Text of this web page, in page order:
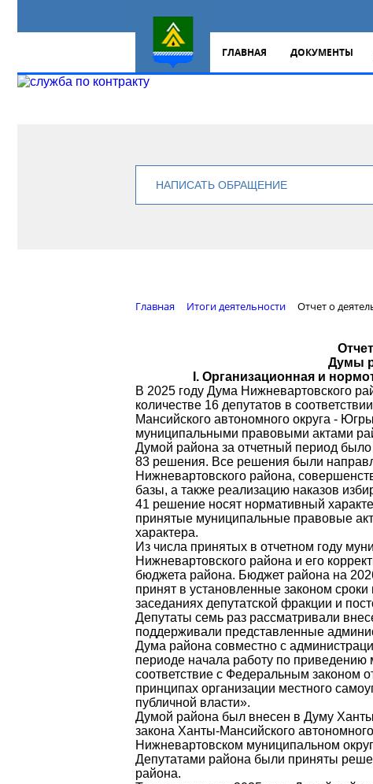
ГЛАВНАЯ ДОКУМЕНТЫ
НАПИСАТЬ ОБРАЩЕНИЕ
Главная Итоги деятельности Отчет о
Думы
I. Организационная и
В 2025 году Дума Нижневартовского
количестве 16 депутатов в
Мансийского автономного округа -
муниципальными правовыми актами
Думой района за отчетный период
83 решения. Все решения были
Нижневартовского района,
базы, а также реализацию наказов
41 решение носят нормативный
принятые муниципальные правовые
характера.
Из числа принятых в отчетном году
Нижневартовского района и его
бюджета района. Бюджет района на
принят в установленные законом
заседаниях депутатской фракции и
Депутаты семь раз рассматривали
поддерживали представленные
Дума района совместно с
периоде начала работу по
соответствие с Федеральным
принципах организации
публичной власти».
Думой района был внесен в Думу
закона Ханты-Мансийского
Нижневартовском муниципальном
Депутатами района были приняты
района.